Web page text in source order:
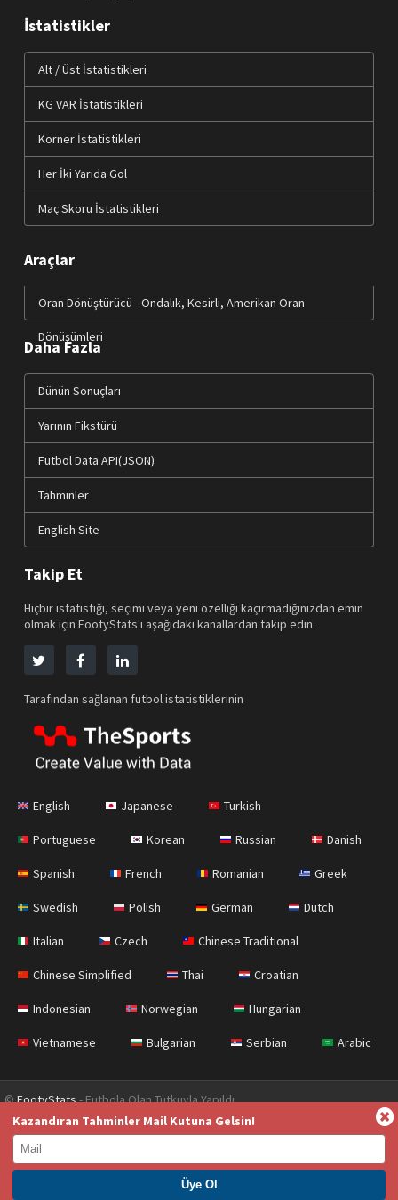
İstatistikler
Alt / Üst İstatistikleri
KG VAR İstatistikleri
Korner İstatistikleri
Her İki Yarıda Gol
Maç Skoru İstatistikleri
Araçlar
Oran Dönüştürücü - Ondalık, Kesirli, Amerikan Oran
Dönüşümleri
Daha Fazla
Dünün Sonuçları
Yarının Fikstürü
Futbol Data API(JSON)
Tahminler
English Site
Takip Et
Hiçbir istatistiği, seçimi veya yeni özelliği kaçırmadığınızdan emin
olmak için FootyStats'ı aşağıdaki kanallardan takip edin.
Tarafından sağlanan futbol istatistiklerinin
English Japanese Turkish
Portuguese Korean Russian Danish
Spanish French Romanian Greek
Swedish Polish German Dutch
Italian Czech Chinese Traditional
Chinese Simplified Thai Croatian
Indonesian Norwegian Hungarian
Vietnamese Bulgarian Serbian Arabic
©FootyStats- Futbola Olan Tutkuyla Yapıldı
İletişim
Hakkımızda Yardım Gizlilik Sözleşmesi
Terms & Conditions (English)
News (English)
PREMIUM ÜYE OL. HEMEN KAZAN
Kazandıran Tahminler Mail Kutuna Gelsin!